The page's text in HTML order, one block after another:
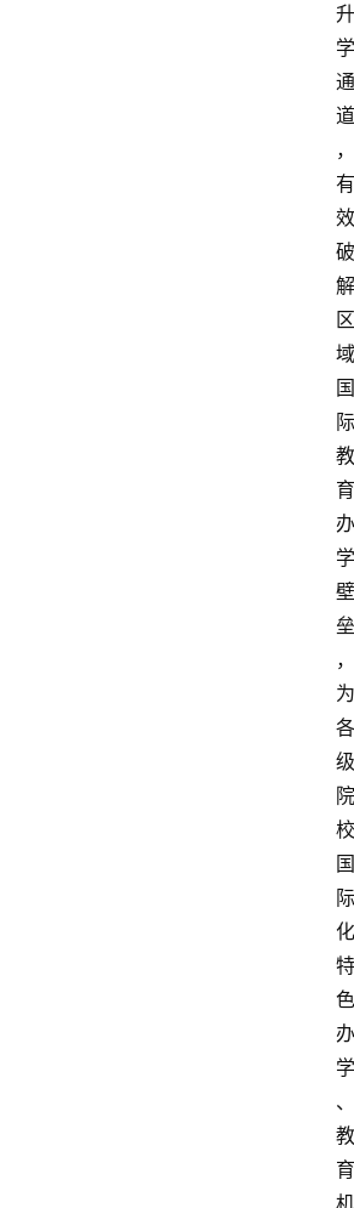
升
学
通
道
，
有
效
破
解
区
域
国
际
教
育
办
学
壁
垒
，
为
各
级
院
校
国
际
化
特
色
办
学
、
教
育
机